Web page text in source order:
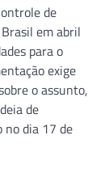
de
em abril
para o
exige
o assunto,
de
dia 17 de